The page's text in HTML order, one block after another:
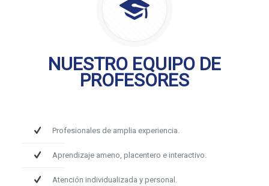
NUESTRO EQUIPO DE
PROFESORES
Profesionales de amplia experiencia.
Aprendizaje ameno, placentero e interactivo.
Atención individualizada y personal.